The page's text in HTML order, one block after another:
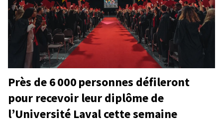
Près de 6 000 personnes défileront
pour recevoir leur diplôme de
l’Université Laval cette semaine